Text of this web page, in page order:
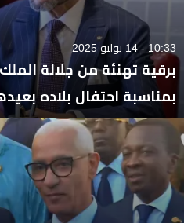
10:33 - 14 يوليو 2025
برقية تهنئة من جلالة
بمناسبة احتفال بلاده